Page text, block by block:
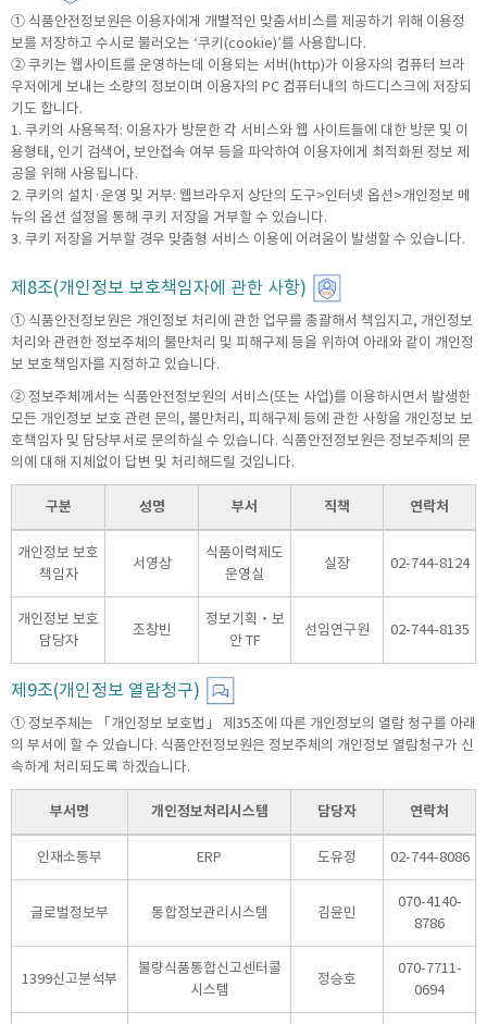
① 식품안전정보원은 이용자에게 개별적인 맞춤서비스를 제공하기 위해 이용정
보를 저장하고 수시로 불러오는 ‘쿠키(cookie)’를 사용합니다.
② 쿠키는 웹사이트를 운영하는데 이용되는 서버(http)가 이용자의 컴퓨터 브라
우저에게 보내는 소량의 정보이며 이용자의 PC 컴퓨터내의 하드디스크에 저장되
기도 합니다.
1. 쿠키의 사용목적: 이용자가 방문한 각 서비스와 웹 사이트들에 대한 방문 및 이
용형태, 인기 검색어, 보안접속 여부 등을 파악하여 이용자에게 최적화된 정보 제
공을 위해 사용됩니다.
2. 쿠키의 설치·운영 및 거부: 웹브라우저 상단의 도구>인터넷 옵션>개인정보 메
뉴의 옵션 설정을 통해 쿠키 저장을 거부할 수 있습니다.
3. 쿠키 저장을 거부할 경우 맞춤형 서비스 이용에 어려움이 발생할 수 있습니다.
제8조(개인정보 보호책임자에 관한 사항)
① 식품안전정보원은 개인정보 처리에 관한 업무를 총괄해서 책임지고, 개인정보
처리와 관련한 정보주체의 불만처리 및 피해구제 등을 위하여 아래와 같이 개인정
보 보호책임자를 지정하고 있습니다.
② 정보주체께서는 식품안전정보원의 서비스(또는 사업)를 이용하시면서 발생한
모든 개인정보 보호 관련 문의, 불만처리, 피해구제 등에 관한 사항을 개인정보 보
호책임자 및 담당부서로 문의하실 수 있습니다. 식품안전정보원은 정보주체의 문
의에 대해 지체없이 답변 및 처리해드릴 것입니다.
구분 성명 부서 직책 연락처
개인정보 보호
책임자
서영상
식품이력제도
운영실
실장 02-744-8124
개인정보 보호
담당자
조창빈
정보기획‧보
안 TF
선임연구원 02-744-8135
제9조(개인정보 열람청구)
① 정보주체는 「개인정보 보호법」 제35조에 따른 개인정보의 열람 청구를 아래
의 부서에 할 수 있습니다. 식품안전정보원은 정보주체의 개인정보 열람청구가 신
속하게 처리되도록 하겠습니다.
부서명 개인정보처리시스템 담당자 연락처
인재소통부 ERP 도유정 02-744-8086
글로벌정보부 통합정보관리시스템 김윤민
070-4140-
8786
1399신고분석부
불량식품통합신고센터콜
시스템
정승호
070-7711-
0694